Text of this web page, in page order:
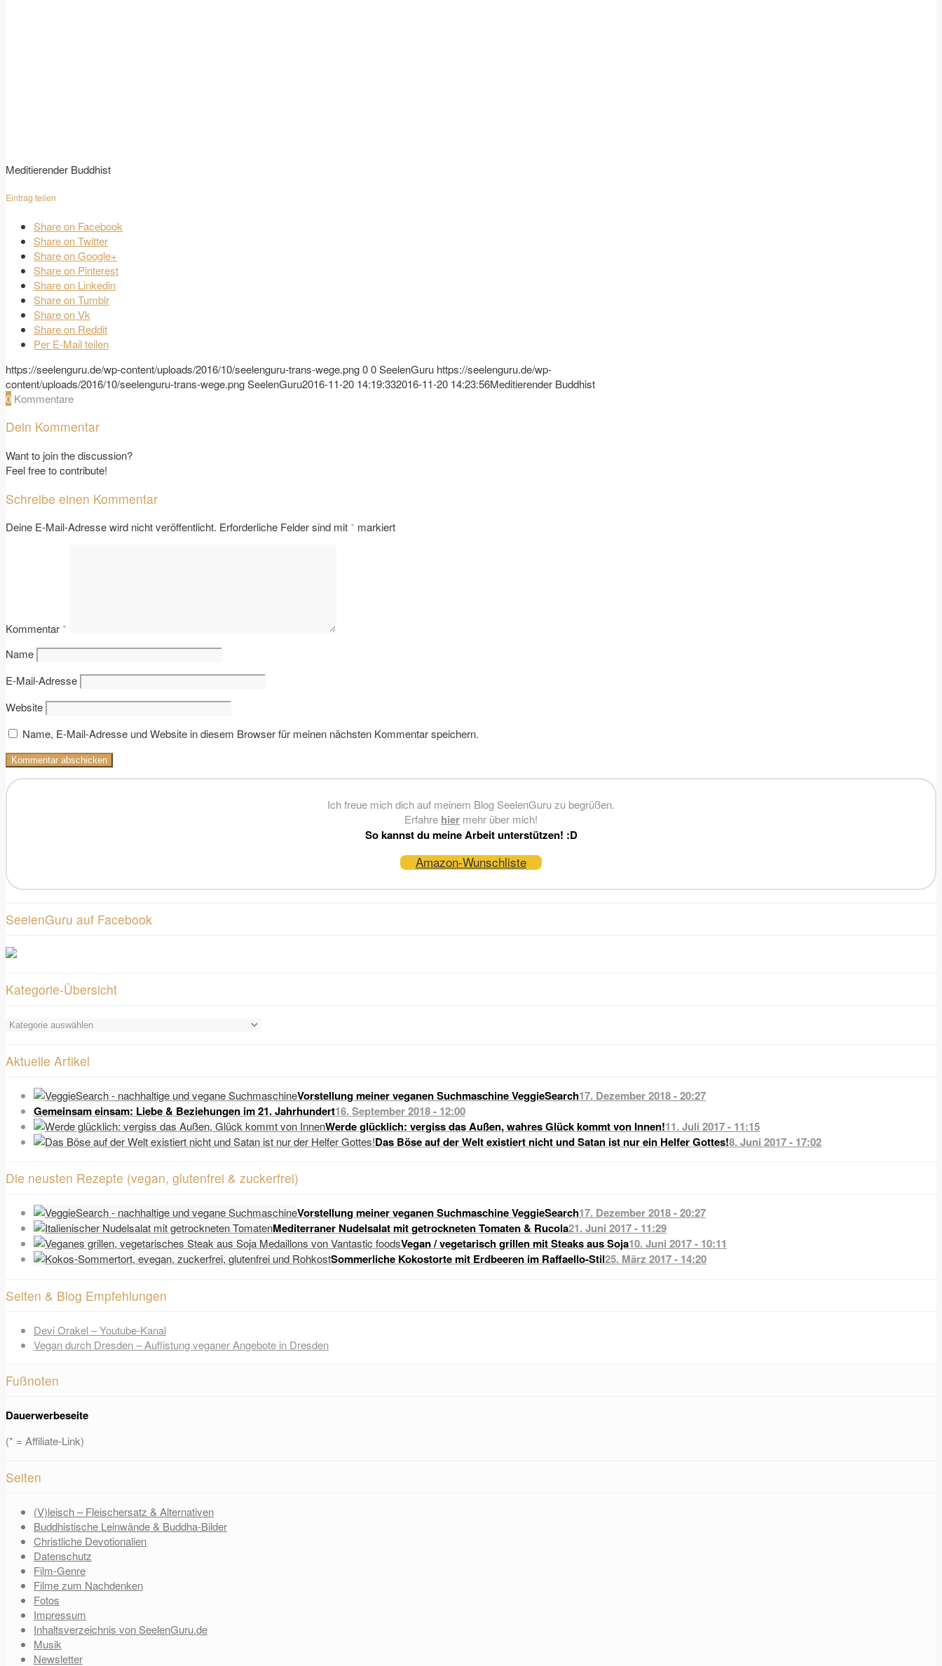
Meditierender Buddhist
Eintrag teilen
Share on Facebook
Share on Twitter
Share on Google+
Share on Pinterest
Share on Linkedin
Share on Tumblr
Share on Vk
Share on Reddit
Per E-Mail teilen
https://seelenguru.de/wp-content/uploads/2016/10/seelenguru-trans-wege.png00SeelenGuru https://seelenguru.de/wp-
content/uploads/2016/10/seelenguru-trans-wege.pngSeelenGuru2016-11-20 14:19:332016-11-20 14:23:56Meditierender Buddhist
0 Kommentare
Dein Kommentar
Want to join the discussion?
Feel free to contribute!
Schreibe einen Kommentar
Deine E-Mail-Adresse wird nicht veröffentlicht. Erforderliche Felder sind mit* markiert
Kommentar*
Name
E-Mail-Adresse
Website
Name, E-Mail-Adresse und Website in diesem Browser für meinen nächsten Kommentar speichern.
Ich freue mich dich auf meinem Blog SeelenGuru zu begrüßen.
Erfahre hier mehr über mich!
So kannst du meine Arbeit unterstützen! :D
Amazon-Wunschliste
SeelenGuru auf Facebook
Kategorie-Übersicht
Kategorie-
Aktuelle Artikel
Vorstellung meiner veganen Suchmaschine VeggieSearch17. Dezember 2018 - 20:27
Gemeinsam einsam: Liebe & Beziehungen im 21. Jahrhundert16. September 2018 - 12:00
Werde glücklich: vergiss das Außen, wahres Glück kommt von Innen!11. Juli 2017 - 11:15
Das Böse auf der Welt existiert nicht und Satan ist nur ein Helfer Gottes!8. Juni 2017 - 17:02
Die neusten Rezepte (vegan, glutenfrei & zuckerfrei)
Vorstellung meiner veganen Suchmaschine VeggieSearch17. Dezember 2018 - 20:27
Mediterraner Nudelsalat mit getrockneten Tomaten & Rucola21. Juni 2017 - 11:29
Vegan / vegetarisch grillen mit Steaks aus Soja10. Juni 2017 - 10:11
Sommerliche Kokostorte mit Erdbeeren im Raffaello-Stil25. März 2017 - 14:20
Seiten & Blog Empfehlungen
Devi Orakel – Youtube-Kanal
Vegan durch Dresden – Auflistung veganer Angebote in Dresden
Fußnoten
Dauerwerbeseite
(* = Affiliate-Link)
Seiten
(V)leisch – Fleischersatz & Alternativen
Buddhistische Leinwände & Buddha-Bilder
Christliche Devotionalien
Datenschutz
Film-Genre
Filme zum Nachdenken
Fotos
Impressum
Inhaltsverzeichnis von SeelenGuru.de
Musik
Newsletter